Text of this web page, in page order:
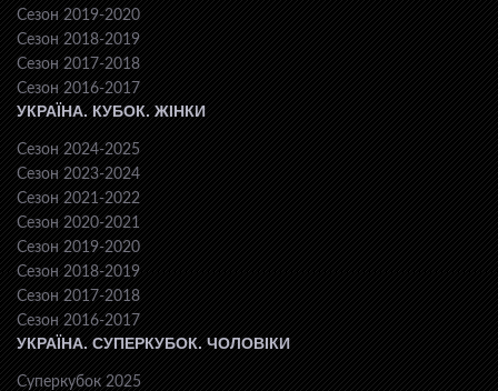
Сезон 2019-2020
Сезон 2018-2019
Сезон 2017-2018
Сезон 2016-2017
УКРАЇНА. КУБОК. ЖІНКИ
Сезон 2024-2025
Сезон 2023-2024
Сезон 2021-2022
Сезон 2020-2021
Сезон 2019-2020
Сезон 2018-2019
Сезон 2017-2018
Сезон 2016-2017
УКРАЇНА. СУПЕРКУБОК. ЧОЛОВІКИ
Суперкубок 2025